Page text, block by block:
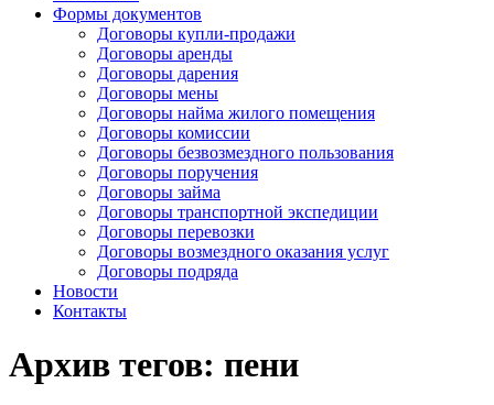
Формы документов
Договоры купли-продажи
Договоры аренды
Договоры дарения
Договоры мены
Договоры найма жилого помещения
Договоры комиссии
Договоры безвозмездного пользования
Договоры поручения
Договоры займа
Договоры транспортной экспедиции
Договоры перевозки
Договоры возмездного оказания услуг
Договоры подряда
Новости
Контакты
Архив тегов: пени